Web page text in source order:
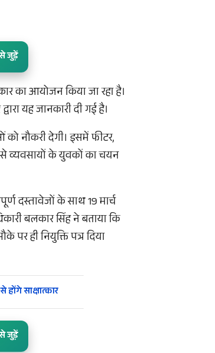
जुड़ें
का आयोजन किया जा रहा है।
यह जानकारी दी गई है।
नौकरी देगी। इसमें फीटर,
व्यवसायों के युवकों का चयन
दस्तावेजों के साथ 19 मार्च
बलकार सिंह ने बताया कि
पर ही नियुक्ति पत्र दिया
होंगे साक्षात्कार
जुड़ें